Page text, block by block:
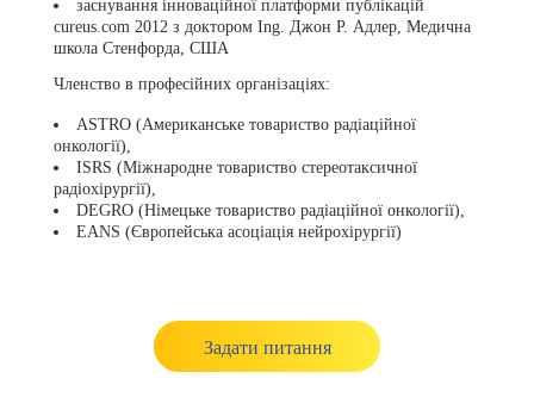
заснування інноваційної платформи публікацій
cureus.com 2012 з доктором Ing. Джон Р. Адлер, Медична
школа Стенфорда, США
Членство в професійних організаціях:
ASTRO (Американське товариство радіаційної
онкології),
ISRS (Міжнародне товариство стереотаксичної
радіохірургії),
DEGRO (Німецьке товариство радіаційної онкології),
EANS (Європейська асоціація нейрохірургії)
Задати питання